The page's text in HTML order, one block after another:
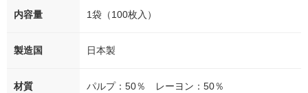
内容量 1袋（100枚入）
製造国 日本製
材質 パルプ：50％ レーヨン：50％